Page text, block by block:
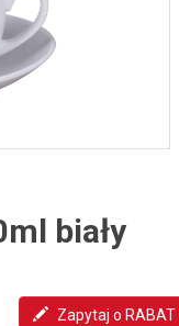
biały
Zapytaj o RABAT